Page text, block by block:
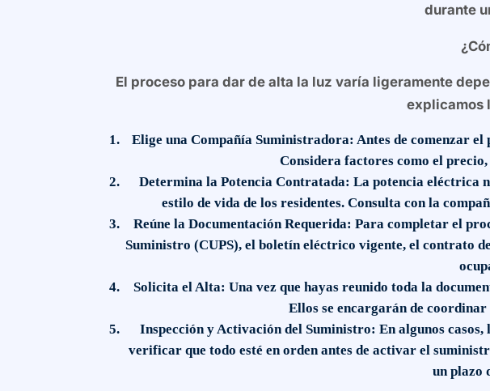
durante
El proceso para dar de alta la luz varía ligeramente
explicamos
Elige una Compañía Suministradora: Antes de comenzar
Considera factores como el
Determina la Potencia Contratada: La potencia eléctrica
estilo de vida de los residentes. Consulta con la
Reúne la Documentación Requerida: Para completar el
Suministro (CUPS), el boletín eléctrico vigente, el contrato
Solicita el Alta: Una vez que hayas reunido toda la
Ellos se encargarán de
Inspección y Activación del Suministro: En algunos
verificar que todo esté en orden antes de activar el
un plazo